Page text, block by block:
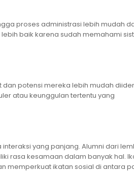
proses administrasi lebih mudah
baik karena sudah memahami
potensi mereka lebih mudah
atau keunggulan tertentu yang
yang panjang. Alumni dari
rasa kesamaan dalam banyak hal.
memperkuat ikatan sosial di antara